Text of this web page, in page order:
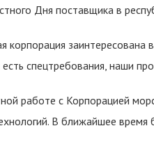
Дня поставщика в
корпорация
спецтребования, наши
работе с Корпорацией
В ближайшее время